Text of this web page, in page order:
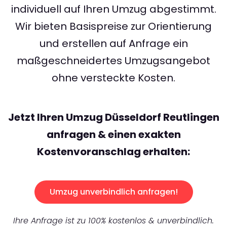
individuell auf Ihren Umzug abgestimmt.
Wir bieten Basispreise zur Orientierung
und erstellen auf Anfrage ein
maßgeschneidertes Umzugsangebot
ohne versteckte Kosten.
Jetzt Ihren Umzug Düsseldorf Reutlingen
anfragen & einen exakten
Kostenvoranschlag erhalten:
Umzug unverbindlich anfragen!
Ihre Anfrage ist zu 100% kostenlos & unverbindlich.